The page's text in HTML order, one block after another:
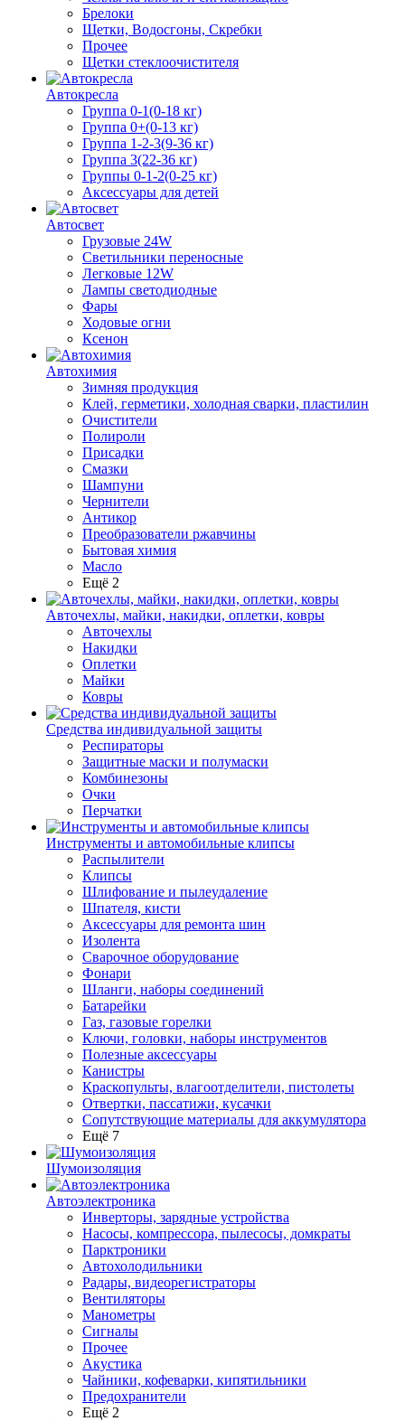
Брелоки
Щетки, Водосгоны, Скребки
Прочее
Щетки стеклоочистителя
Автокресла
Группа 0-1(0-18 кг)
Группа 0+(0-13 кг)
Группа 1-2-3(9-36 кг)
Группа 3(22-36 кг)
Группы 0-1-2(0-25 кг)
Аксессуары для детей
Автосвет
Грузовые 24W
Светильники переносные
Легковые 12W
Лампы светодиодные
Фары
Ходовые огни
Ксенон
Автохимия
Зимняя продукция
Клей, герметики, холодная сварки, пластилин
Очистители
Полироли
Присадки
Смазки
Шампуни
Чернители
Антикор
Преобразователи ржавчины
Бытовая химия
Масло
Ещё 2
Авточехлы, майки, накидки, оплетки, ковры
Авточехлы
Накидки
Оплетки
Майки
Ковры
Средства индивидуальной защиты
Респираторы
Защитные маски и полумаски
Комбинезоны
Очки
Перчатки
Инструменты и автомобильные клипсы
Распылители
Клипсы
Шлифование и пылеудаление
Шпателя, кисти
Аксессуары для ремонта шин
Изолента
Сварочное оборудование
Фонари
Шланги, наборы соединений
Батарейки
Газ, газовые горелки
Ключи, головки, наборы инструментов
Полезные аксессуары
Канистры
Краскопульты, влагоотделители, пистолеты
Отвертки, пассатижи, кусачки
Сопутствующие материалы для аккумулятора
Ещё 7
Шумоизоляция
Автоэлектроника
Инверторы, зарядные устройства
Насосы, компрессора, пылесосы, домкраты
Парктроники
Автохолодильники
Радары, видеорегистраторы
Вентиляторы
Манометры
Сигналы
Прочее
Акустика
Чайники, кофеварки, кипятильники
Предохранители
Ещё 2